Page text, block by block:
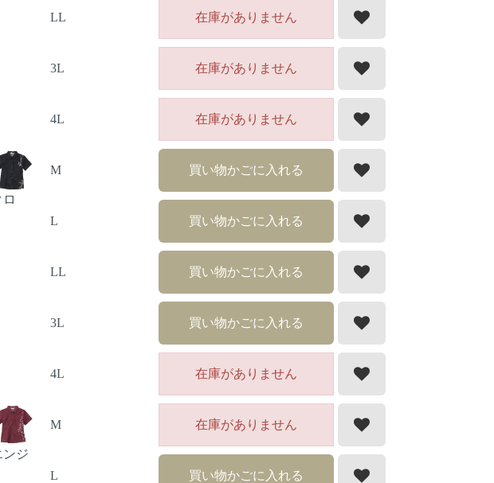
LL 在庫がありません
3L 在庫がありません
4L 在庫がありません
ロ
M 買い物かごに入れる
L 買い物かごに入れる
LL 買い物かごに入れる
3L 買い物かごに入れる
4L 在庫がありません
ンジ
M 在庫がありません
L 買い物かごに入れる